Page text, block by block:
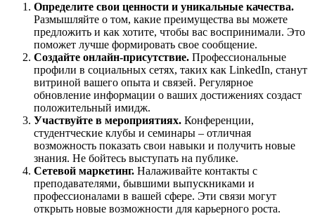
Определите свои ценности и уникальные качества.
Размышляйте о том, какие преимущества вы можете
предложить и как хотите, чтобы вас воспринимали. Это
поможет лучше формировать свое сообщение.
Создайте онлайн-присутствие. Профессиональные
профили в социальных сетях, таких как LinkedIn, станут
витриной вашего опыта и связей. Регулярное
обновление информации о ваших достижениях создаст
положительный имидж.
Участвуйте в мероприятиях. Конференции,
студентческие клубы и семинары – отличная
возможность показать свои навыки и получить новые
знания. Не бойтесь выступать на публике.
Сетевой маркетинг. Налаживайте контакты с
преподавателями, бывшими выпускниками и
профессионалами в вашей сфере. Эти связи могут
открыть новые возможности для карьерного роста.